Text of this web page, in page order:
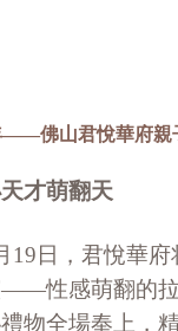
——佛山君悅華府親
才萌翻天
19日，君悅華
性感萌翻的
物全場奉上，